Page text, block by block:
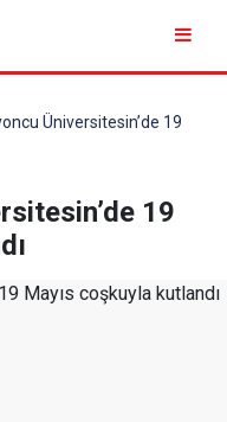
Üniversitesin’de 19
19